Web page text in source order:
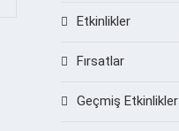
Etkinlikler
Fırsatlar
Geçmiş Etkinlikler